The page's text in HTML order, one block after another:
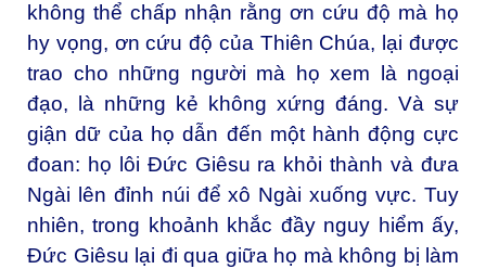
không thể chấp nhận rằng ơn cứu độ mà họ
hy vọng, ơn cứu độ của Thiên Chúa, lại được
trao cho những người mà họ xem là ngoại
đạo, là những kẻ không xứng đáng. Và sự
giận dữ của họ dẫn đến một hành động cực
đoan: họ lôi Đức Giêsu ra khỏi thành và đưa
Ngài lên đỉnh núi để xô Ngài xuống vực. Tuy
nhiên, trong khoảnh khắc đầy nguy hiểm ấy,
Đức Giêsu lại đi qua giữa họ mà không bị làm